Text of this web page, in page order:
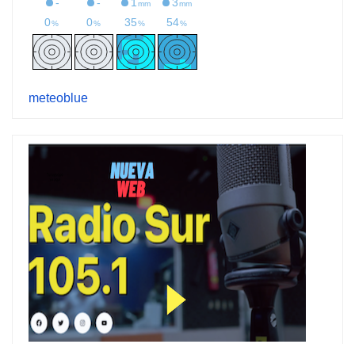
meteoblue